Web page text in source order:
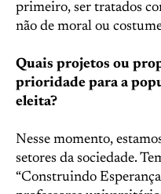
primeiro, ser tratados
não de moral ou
Quais projetos ou
prioridade para a
eleita?
Nesse momento,
setores da sociedade.
“Construindo